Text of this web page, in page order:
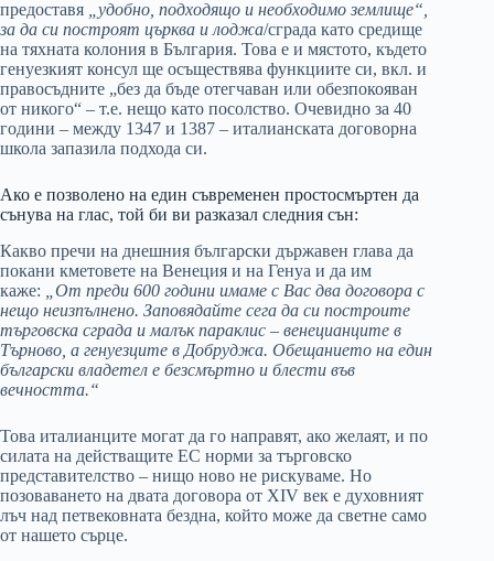
предоставя „удобно, подходящо и необходимо землище“,
за да си построят църква и лоджа/сграда като средище
на тяхната колония в България. Това е и мястото, където
генуезкият консул ще осъществява функциите си, вкл. и
правосъдните „без да бъде отегчаван или обезпокояван
от никого“ – т.е. нещо като посолство. Очевидно за 40
години – между 1347 и 1387 – италианската договорна
школа запазила подхода си.
Ако е позволено на един съвременен простосмъртен да
сънува на глас, той би ви разказал следния сън:
Какво пречи на днешния български държавен глава да
покани кметовете на Венеция и на Генуа и да им
каже:
„От преди 600 години имаме с Вас два договора с
нещо неизпълнено. Заповядайте сега да си построите
търговска сграда и малък параклис – венецианците в
Търново, а генуезците в Добруджа. Обещанието на един
български владетел е безсмъртно и блести във
вечността.“
Това италианците могат да го направят, ако желаят, и по
силата на действащите ЕС норми за търговско
представителство – нищо ново не рискуваме. Но
позоваването на двата договора от XIV век е духовният
лъч над петвековната бездна, който може да светне само
от нашето сърце.